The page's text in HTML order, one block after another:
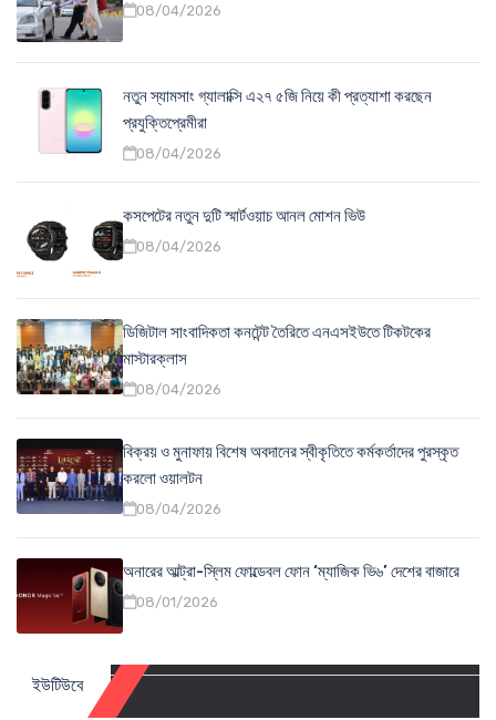
08/04/2026
নতুন স্যামসাং গ্যালাক্সি এ২৭ ৫জি নিয়ে কী প্রত্যাশা করছেন
প্রযুক্তিপ্রেমীরা
08/04/2026
কসপেটের নতুন দুটি স্মার্টওয়াচ আনল মোশন ভিউ
08/04/2026
ডিজিটাল সাংবাদিকতা কনটেন্ট তৈরিতে এনএসইউতে টিকটকের
মাস্টারক্লাস
08/04/2026
বিক্রয় ও মুনাফায় বিশেষ অবদানের স্বীকৃতিতে কর্মকর্তাদের পুরস্কৃত
করলো ওয়ালটন
08/04/2026
অনারের আল্ট্রা-স্লিম ফোল্ডেবল ফোন ‘ম্যাজিক ভি৬’ দেশের বাজারে
08/01/2026
ইউটিউবে